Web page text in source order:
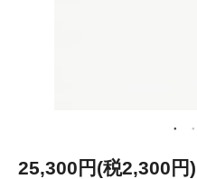
25,300円(税2,300円)